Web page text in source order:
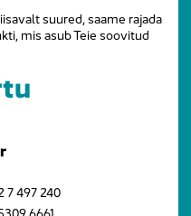
suured, saame rajada
mis asub Teie soovitud
7 497 240
6661